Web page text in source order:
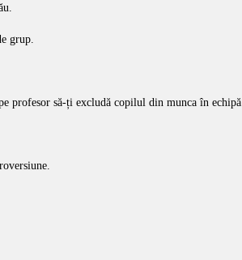
grup.
profesor să-ți excludă copilul din munca în echipă.